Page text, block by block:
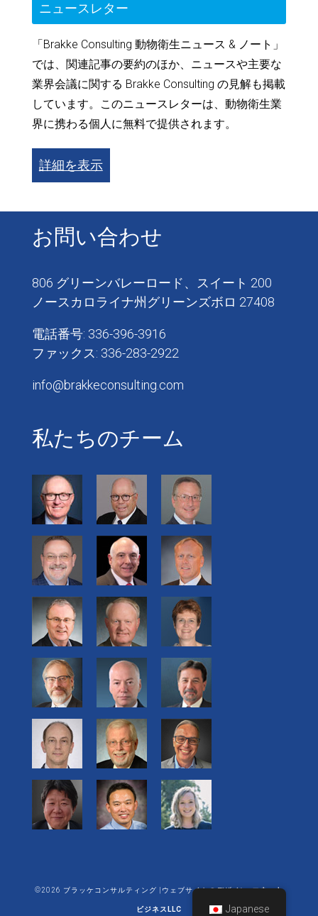
ニュースレター
「Brakke Consulting 動物衛生ニュース & ノート」
では、関連記事の要約のほか、ニュースや主要な
業界会議に関する Brakke Consulting の見解も掲載
しています。このニュースレターは、動物衛生業
界に携わる個人に無料で提供されます。
詳細を表示
お問い合わせ
806 グリーンバレーロード、スイート 200
ノースカロライナ州グリーンズボロ 27408
電話番号: 336-396-3916
ファックス: 336-283-2922
info@brakkeconsulting.com
私たちのチーム
©2026 ブラッケコンサルティング |ウェブサイトのデザイン:エネット
ビジネスLLC Japanese